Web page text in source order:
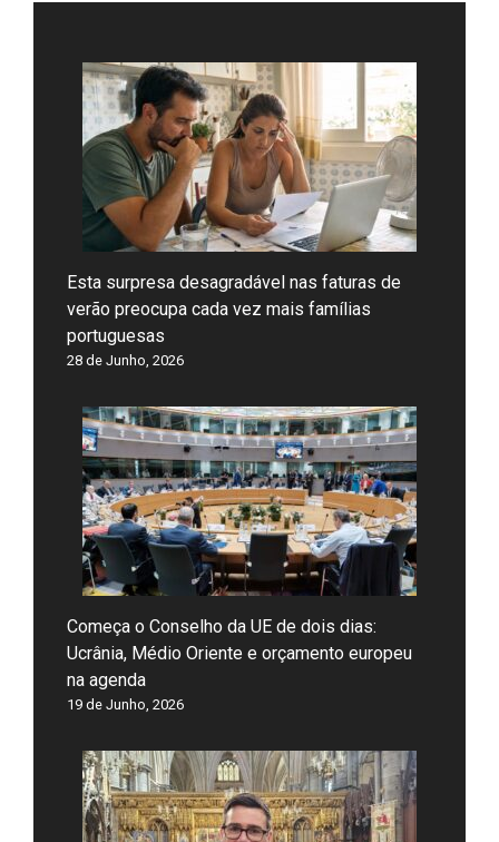
Esta surpresa desagradável nas faturas de
verão preocupa cada vez mais famílias
portuguesas
28 de Junho, 2026
Começa o Conselho da UE de dois dias:
Ucrânia, Médio Oriente e orçamento europeu
na agenda
19 de Junho, 2026